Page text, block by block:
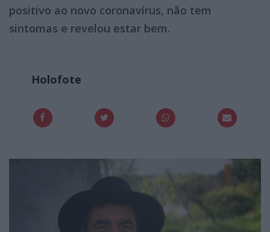
positivo ao novo coronavírus, não tem
sintomas e revelou estar bem.
Holofote